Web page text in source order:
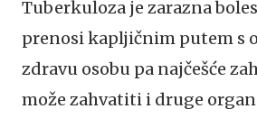
Tuberkuloza je zarazna
prenosi kapljičnim putem s
zdravu osobu pa najčešće
može zahvatiti i druge